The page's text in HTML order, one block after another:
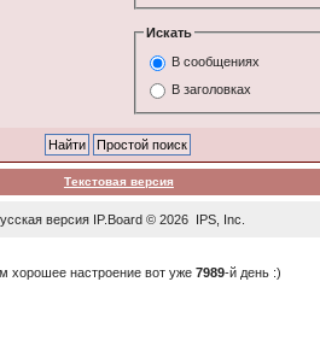
Искать
В сообщениях
В заголовках
Текстовая версия
версия IP.Board© 2026 IPS, Inc
хорошее настроение вот уже7989-й день :)